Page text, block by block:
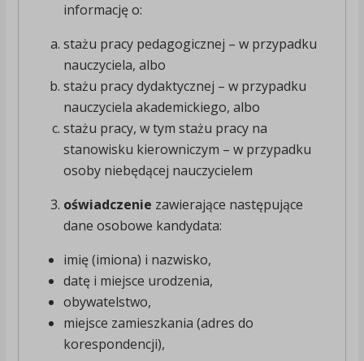
informację o:
stażu pracy pedagogicznej – w przypadku
nauczyciela, albo
stażu pracy dydaktycznej – w przypadku
nauczyciela akademickiego, albo
stażu pracy, w tym stażu pracy na
stanowisku kierowniczym – w przypadku
osoby niebędącej nauczycielem
oświadczenie zawierające następujące
dane osobowe kandydata:
imię (imiona) i nazwisko,
datę i miejsce urodzenia,
obywatelstwo,
miejsce zamieszkania (adres do
korespondencji),